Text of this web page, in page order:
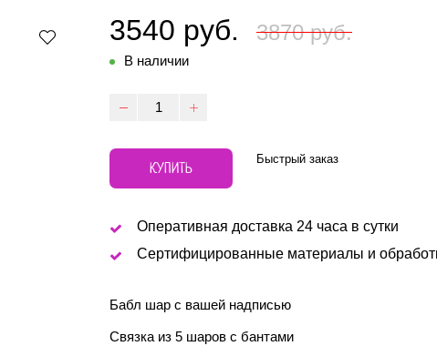
3540 руб. 3870 руб.
В наличии
КУПИТЬ Быстрый заказ
Оперативная доставка 24 часа в сутки
Сертифицированные материалы и
Бабл шар с вашей надписью
Связка из 5 шаров с бантами